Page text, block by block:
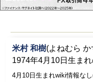
米村 和樹(よねむら か
1974年4月10日生ま
4月10日生まれwiki情報な